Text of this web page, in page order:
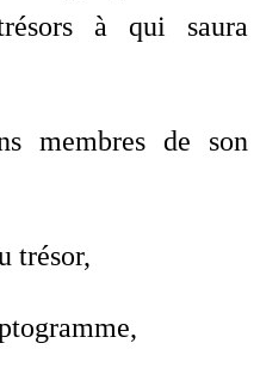
à qui saura
membres de son
trésor,